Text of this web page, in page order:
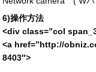
6)操作方法
<div class=”col
<a href=”http://
8403″>